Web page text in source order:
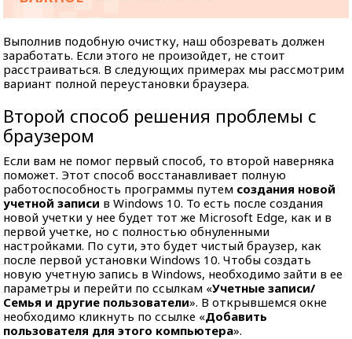
Выполнив подобную очистку, наш обозревать должен
заработать. Если этого не произойдет, не стоит
расстраиваться. В следующих примерах мы рассмотрим
вариант полной переустановки браузера.
Второй способ решения проблемы с
браузером
Если вам не помог первый способ, то второй наверняка
поможет. Этот способ восстанавливает полную
работоспособность программы путем создания новой
учетной записи в Windows 10. То есть после создания
новой учетки у нее будет тот же Microsoft Edge, как и в
первой учетке, но с полностью обнуленными
настройками. По сути, это будет чистый браузер, как
после первой установки Windows 10. Чтобы создать
новую учетную запись в Windows, необходимо зайти в ее
параметры и перейти по ссылкам «Учетные записи/
Семья и другие пользователи». В открывшемся окне
необходимо кликнуть по ссылке «Добавить
пользователя для этого компьютера».